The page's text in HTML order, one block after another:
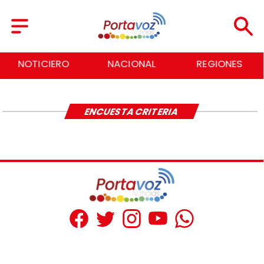
NOTICIERO NACIONAL REGIONES
ENCUESTA CRITERIA